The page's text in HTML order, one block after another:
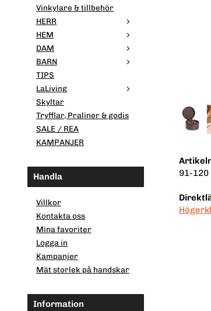
Vinkylare & tillbehör
HERR
HEM
DAM
BARN
TIPS
LaLiving
Skyltar
Tryfflar, Praliner & godis
SALE / REA
KAMPANJER
Handla
Villkor
Kontakta oss
Mina favoriter
Logga in
Kampanjer
Mät storlek på handskar
Information
91-120